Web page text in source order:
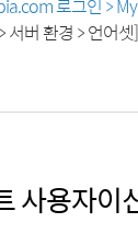
로그인 >
서버 환경 > 언어
사용자이